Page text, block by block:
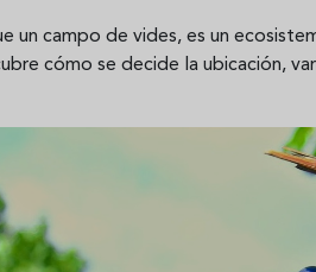
un campo de vides, es un
cómo se decide la ubicación,
Sopa fría de sandía: el
verano